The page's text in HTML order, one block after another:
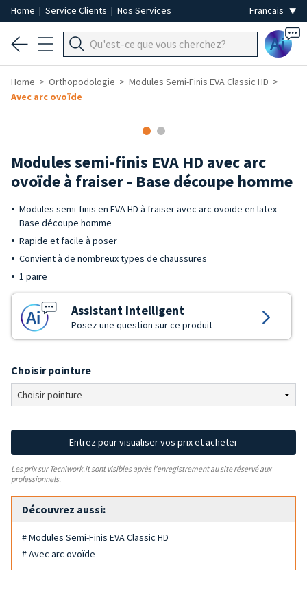
Home | Service Clients | Nos Services
Ai
Home Orthopodologie
Modules Semi-Finis EVA Classic HD
Avec arc ovoïde
Modules semi-finis EVA HD avec arc
ovoïde à fraiser - Base découpe homme
Modules semi-finis en EVA HD à fraiser avec arc ovoïde en latex -
Base découpe homme
Rapide et facile à poser
Convient à de nombreux types de chaussures
1 paire
Assistant Intelligent
Posez une question sur ce produit
Choisir pointure
Entrez pour visualiser vos prix et acheter
Les prix sur Tecniwork.it sont visibles après l'enregistrement au site réservé aux
professionnels.
Découvrez aussi:
# Modules Semi-Finis EVA Classic HD
# Avec arc ovoïde